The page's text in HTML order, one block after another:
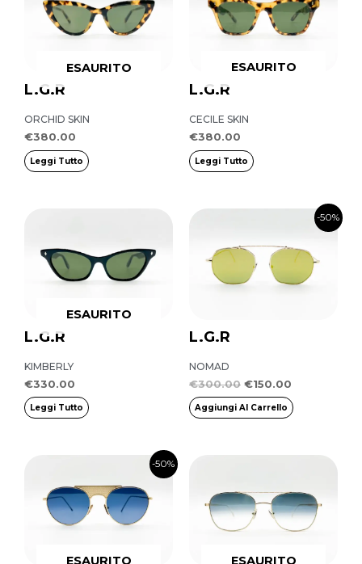
L.G.R
ESAURITO
ORCHID SKIN
€380.00
Leggi Tutto
L.G.R
ESAURITO
CECILE SKIN
€380.00
Leggi Tutto
L.G.R
ESAURITO
KIMBERLY
€330.00
Leggi Tutto
-50%
L.G.R
NOMAD
€300.00
era:
€300.00.
€150.00
prezzo
è:
€150.00.
Aggiungi Al Carrello
-50%
originale
era:
€300.00.
prezzo
attuale
è:
€150.00.